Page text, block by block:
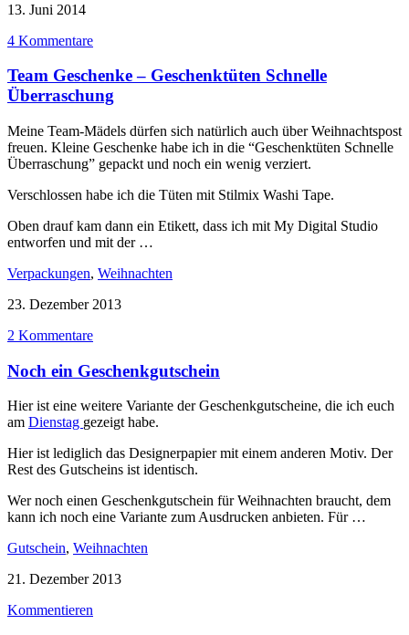
13. Juni 2014
4 Kommentare
Team Geschenke – Geschenktüten Schnelle
Überraschung
Meine Team-Mädels dürfen sich natürlich auch über Weihnachtspost
freuen. Kleine Geschenke habe ich in die “Geschenktüten Schnelle
Überraschung” gepackt und noch ein wenig verziert.
Verschlossen habe ich die Tüten mit Stilmix Washi Tape.
Oben drauf kam dann ein Etikett, dass ich mit My Digital Studio
entworfen und mit der …
Verpackungen, Weihnachten
23. Dezember 2013
2 Kommentare
Noch ein Geschenkgutschein
Hier ist eine weitere Variante der Geschenkgutscheine, die ich euch
am Dienstag gezeigt habe.
Hier ist lediglich das Designerpapier mit einem anderen Motiv. Der
Rest des Gutscheins ist identisch.
Wer noch einen Geschenkgutschein für Weihnachten braucht, dem
kann ich noch eine Variante zum Ausdrucken anbieten. Für …
Gutschein, Weihnachten
21. Dezember 2013
Kommentieren